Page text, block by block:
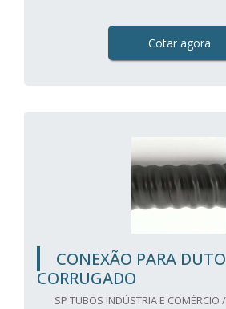
Cotar agora
CONEXÃO PARA DUTO
CORRUGADO
SP TUBOS INDÚSTRIA E COMÉRCIO